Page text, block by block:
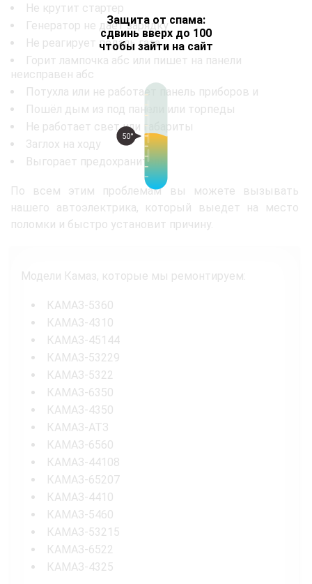
Защита от спама:
сдвинь вверх до 100
чтобы зайти на сайт
50°
Не крутит стартер
Генератор не даёт зарядку
Не реагирует педаль газа
Горит лампочка абс или пишет на панели
неисправен абс
Потухла или не работает панель приборов и
Пошёл дым из под панели или торпеды
Не работает свет или габариты
Заглох на ходу
Выгорает предохранитель
По всем этим проблемам вы можете вызывать
нашего автоэлектрика, который выедет на место
поломки и быстро установит причину.
Модели Камаз, которые мы ремонтируем:
КАМАЗ-5360
КАМАЗ-4310
КАМАЗ-45144
КАМАЗ-53229
КАМАЗ-5322
КАМАЗ-6350
КАМАЗ-4350
КАМАЗ-АТЗ
КАМАЗ-6560
КАМАЗ-44108
КАМАЗ-65207
КАМАЗ-4410
КАМАЗ-5460
КАМАЗ-53215
КАМАЗ-6522
КАМАЗ-4325